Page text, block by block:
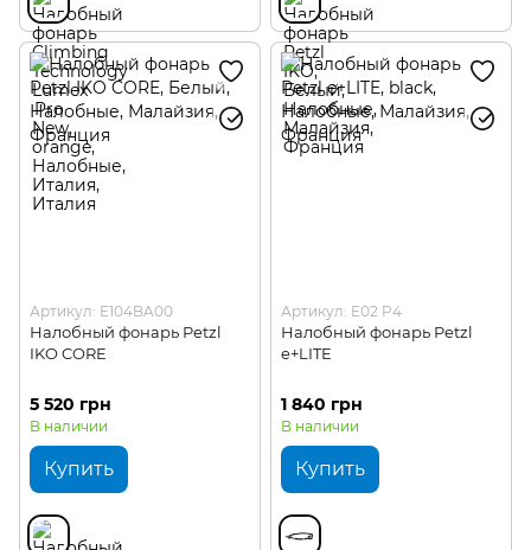
Артикул: E104BA00
Налобный фонарь Petzl
IKO CORE
5 520 грн
В наличии
Купить
Артикул: E02 P4
Налобный фонарь Petzl
e+LITE
1 840 грн
В наличии
Купить